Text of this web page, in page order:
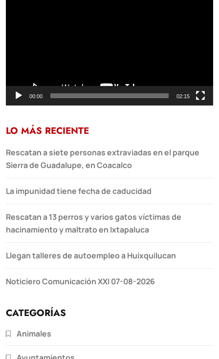
00:00 02:15
LO MÁS RECIENTE
Rescatan a siete personas extraviadas en el parque
Sierra de Guadalupe, en Coacalco
La impunidad tiene fecha de caducidad
Rescatan a 13 perros y varios gatos víctimas de
hacinamiento y maltrato en Ixtapaluca
Llegan talleres de autoempleo a Huixquilucan
Noticiero Comunicación XXI 07-08-2026
CATEGORÍAS
Animales